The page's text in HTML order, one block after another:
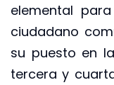
elemental
ciudadano
su puesto en
tercera y